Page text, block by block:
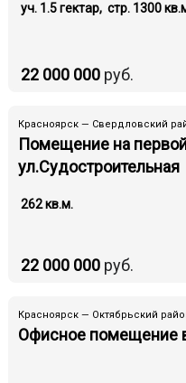
22 000 000руб.
уч. 1.5 гектар, стр. 1300
Красноярск — Свердловский
Помещение на
ул.Судостроительная
22 000 000руб.
262 кв.м.
Красноярск — Октябрьский
Офисное помещение